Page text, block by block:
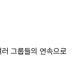
그룹들의 연속으로